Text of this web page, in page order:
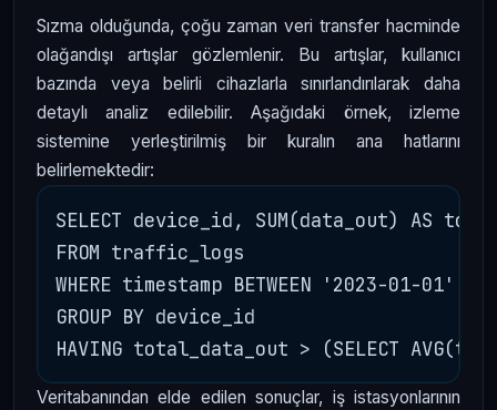
Sızma olduğunda, çoğu zaman veri transfer hacminde
olağandışı artışlar gözlemlenir. Bu artışlar, kullanıcı
bazında veya belirli cihazlarla sınırlandırılarak daha
detaylı analiz edilebilir. Aşağıdaki örnek, izleme
sistemine yerleştirilmiş bir kuralın ana hatlarını
belirlemektedir:
SELECT device_id, SUM(data_out) AS
FROM traffic_logs
WHERE timestamp BETWEEN '2023-01-01'
GROUP BY device_id
Veritabanından elde edilen sonuçlar, iş istasyonlarının